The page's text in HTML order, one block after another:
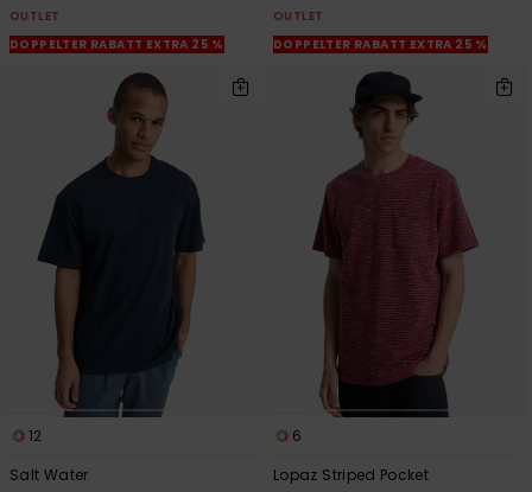
OUTLET
DOPPELTER RABATT EXTRA 25 %
OUTLET
DOPPELTER RABATT EXTRA 25 %
12
Salt Water
6
Lopaz Striped Pocket